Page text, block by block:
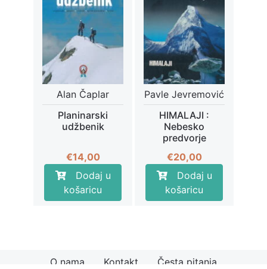
Alan Čaplar
Planinarski
udžbenik
€14,00
Dodaj u
košaricu
Pavle Jevremović
HIMALAJI :
Nebesko
predvorje
€20,00
Dodaj u
košaricu
O nama Kontakt Česta pitanja